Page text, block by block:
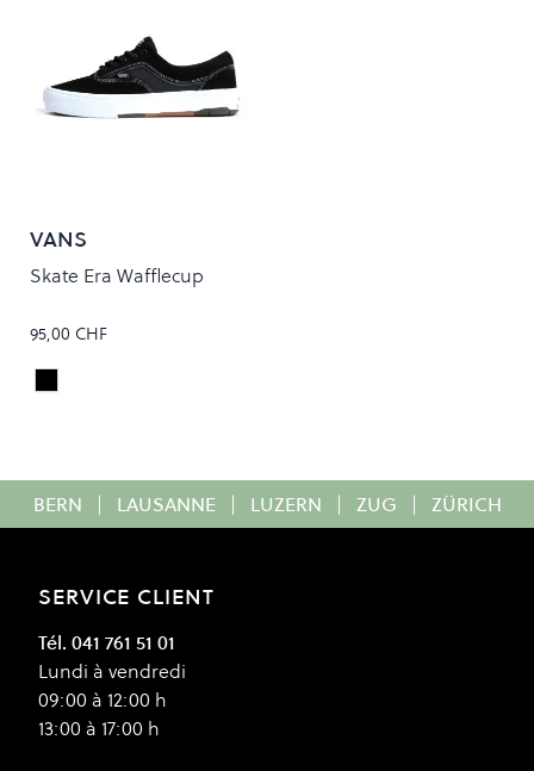
VANS
Skate Era Wafflecup
95,00 CHF
Colour
Black/White
BERN | LAUSANNE | LUZERN | ZUG | ZÜRICH
SERVICE CLIENT
Tél. 041 761 51 01
Lundi à vendredi
09:00 à 12:00 h
13:00 à 17:00 h